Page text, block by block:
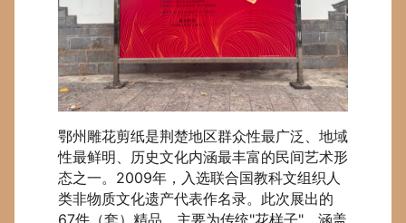
鄂州雕花剪纸是荆楚地区群众性最广泛、地域
性最鲜明、历史文化内涵最丰富的民间艺术形
态之一。2009年，入选联合国教科文组织人
类非物质文化遗产代表作名录。此次展出的
67件（套）精品，主要为传统"花样子"。涵盖